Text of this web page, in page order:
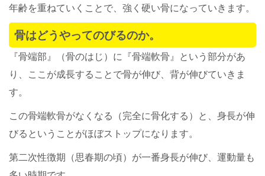
年齢を重ねていくことで、強く硬い骨になっていきます。
骨はどうやってのびるのか。
『骨端部』（骨のはじ）に『骨端軟骨』という部分があ
り、ここが成長することで骨が伸び、背が伸びていきま
す。
この骨端軟骨がなくなる（完全に骨化する）と、身長が伸
びるということがほぼストップになります。
第二次性徴期（思春期の頃）が一番身長が伸び、運動量も